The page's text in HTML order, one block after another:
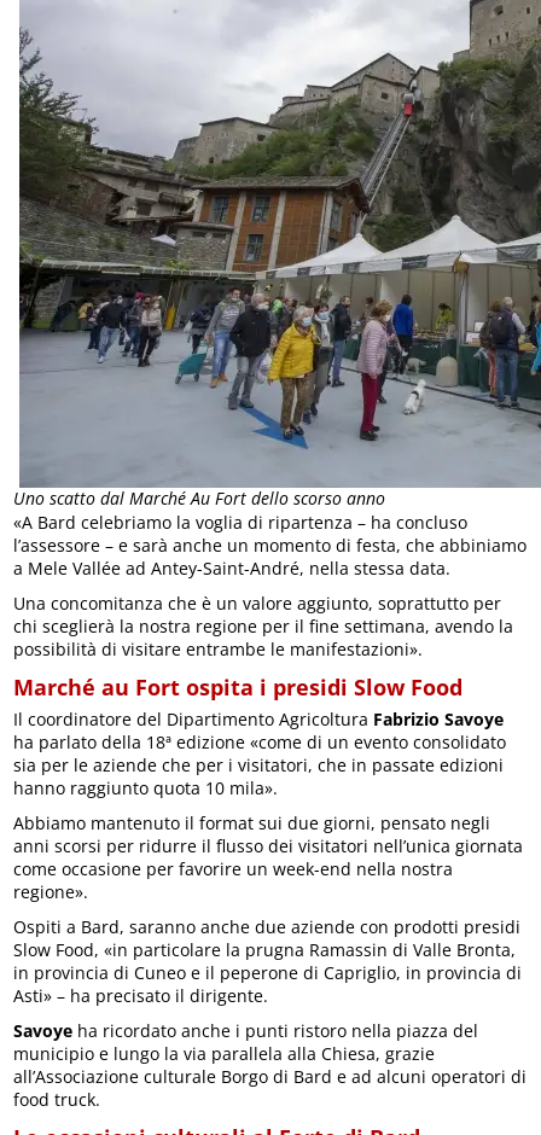
Uno scatto dal Marché Au Fort dello scorso anno
«A Bard celebriamo la voglia di ripartenza – ha concluso
l’assessore – e sarà anche un momento di festa, che abbiniamo
a Mele Vallée ad Antey-Saint-André, nella stessa data.
Una concomitanza che è un valore aggiunto, soprattutto per
chi sceglierà la nostra regione per il fine settimana, avendo la
possibilità di visitare entrambe le manifestazioni».
Marché au Fort ospita i presidi Slow Food
Il coordinatore del Dipartimento Agricoltura Fabrizio Savoye
ha parlato della 18ª edizione «come di un evento consolidato
sia per le aziende che per i visitatori, che in passate edizioni
hanno raggiunto quota 10 mila».
Abbiamo mantenuto il format sui due giorni, pensato negli
anni scorsi per ridurre il flusso dei visitatori nell’unica giornata
come occasione per favorire un week-end nella nostra
regione».
Ospiti a Bard, saranno anche due aziende con prodotti presidi
Slow Food, «in particolare la prugna Ramassin di Valle Bronta,
in provincia di Cuneo e il peperone di Capriglio, in provincia di
Asti» – ha precisato il dirigente.
Savoye ha ricordato anche i punti ristoro nella piazza del
municipio e lungo la via parallela alla Chiesa, grazie
all’Associazione culturale Borgo di Bard e ad alcuni operatori di
food truck.